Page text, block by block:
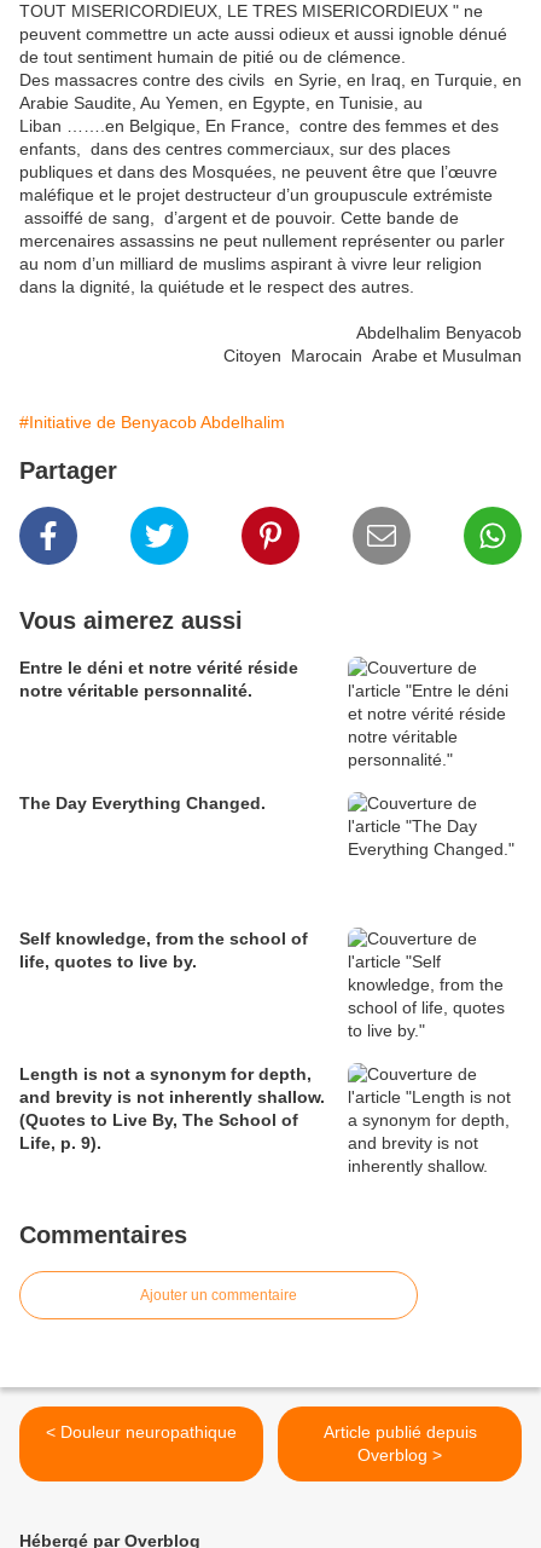
TOUT MISERICORDIEUX, LE TRES MISERICORDIEUX " ne
peuvent commettre un acte aussi odieux et aussi ignoble dénué
de tout sentiment humain de pitié ou de clémence.
Des massacres contre des civils en Syrie, en Iraq, en Turquie, en
Arabie Saudite, Au Yemen, en Egypte, en Tunisie, au
Liban …….en Belgique, En France, contre des femmes et des
enfants, dans des centres commerciaux, sur des places
publiques et dans des Mosquées, ne peuvent être que l’œuvre
maléfique et le projet destructeur d’un groupuscule extrémiste
assoiffé de sang, d’argent et de pouvoir. Cette bande de
mercenaires assassins ne peut nullement représenter ou parler
au nom d’un milliard de muslims aspirant à vivre leur religion
dans la dignité, la quiétude et le respect des autres.
Abdelhalim Benyacob
Citoyen Marocain Arabe et Musulman
#Initiative de Benyacob Abdelhalim
Partager
Vous aimerez aussi
Entre le déni et notre vérité réside
notre véritable personnalité.
The Day Everything Changed.
Self knowledge, from the school of
life, quotes to live by.
Length is not a synonym for depth,
and brevity is not inherently shallow.
(Quotes to Live By, The School of
Life, p. 9).
Commentaires
Ajouter un commentaire
< Douleur neuropathique
Article publié depuis
Overblog >
Hébergé par Overblog